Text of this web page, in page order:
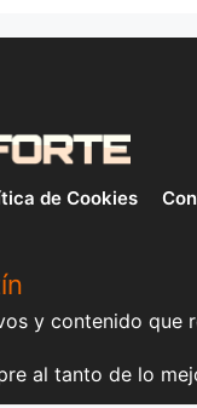
de Cookies
y contenido que
al tanto de lo